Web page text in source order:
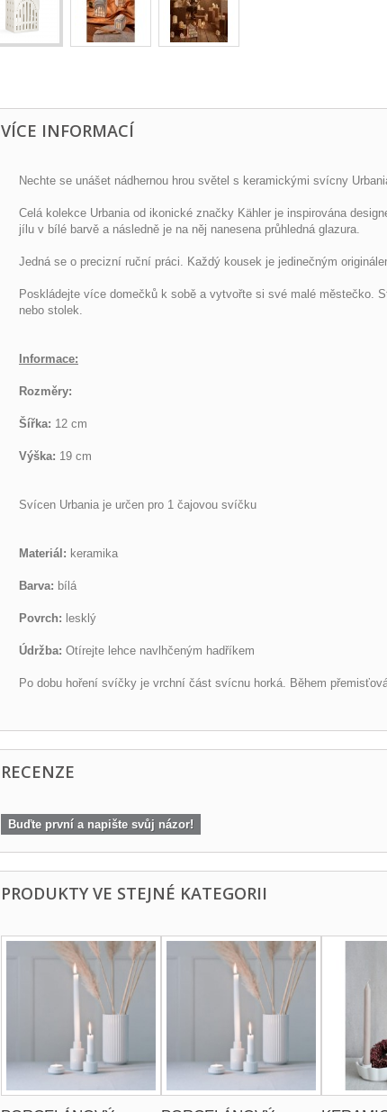
VÍCE INFORMACÍ
Nechte se unášet nádhernou hrou světel s keramickými svícny
Celá kolekce Urbania od ikonické značky Kähler je inspirována
jílu v bílé barvě a následně je na něj nanesena průhledná glazura.
Jedná se o precizní ruční práci. Každý kousek je jedinečným
Poskládejte více domečků k sobě a vytvořte si své malé městečko.
nebo stolek.
Informace:
Rozměry:
Šířka: 12 cm
Výška: 19 cm
Svícen Urbania je určen pro 1 čajovou svíčku
Materiál: keramika
Barva: bílá
Povrch: lesklý
Údržba: Otírejte lehce navlhčeným hadříkem
Po dobu hoření svíčky je vrchní část svícnu horká. Během
RECENZE
Buďte první a napište svůj názor!
PRODUKTY VE STEJNÉ KATEGORII